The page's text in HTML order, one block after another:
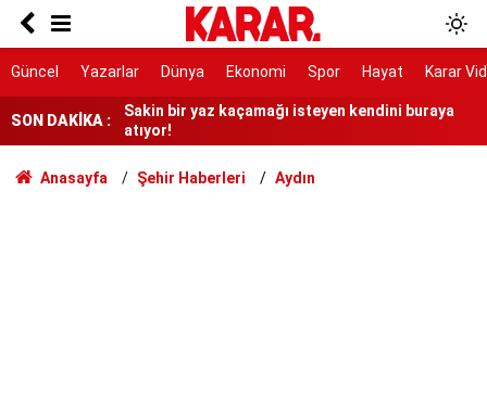
Güncel Yazarlar Dünya Ekonomi Spor Hayat Karar
SON DAKİKA :
4 mevsim donmuyor, UNESCO listesinde yer
atıyor!
MEB'den beklenen açıklama geldi mi? 2026-2027
AÖL açık lise kayıtları ne zaman başlayacak?
Uluslararası mezunlara 2 yıla kadar ikamet izni
Anasayfa Şehir Haberleri Aydın